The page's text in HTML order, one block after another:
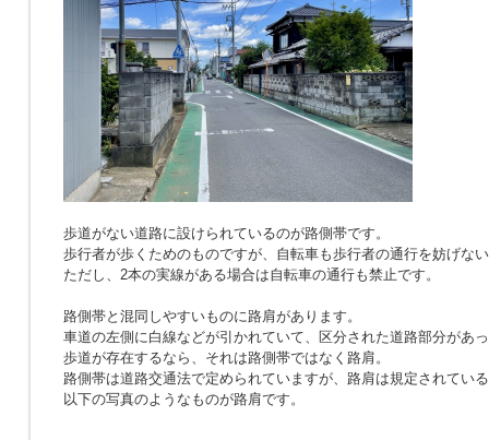
歩道がない道路に設けられているのが路側帯です。
歩行者が歩くためのものですが、自転車も歩行者の通行を妨げな
ただし、2本の実線がある場合は自転車の通行も禁止です。
路側帯と混同しやすいものに路肩があります。
車道の左側に白線などが引かれていて、区分された道路部分があ
歩道が存在するなら、それは路側帯ではなく路肩。
路側帯は道路交通法で定められていますが、路肩は規定されてい
以下の写真のようなものが路肩です。